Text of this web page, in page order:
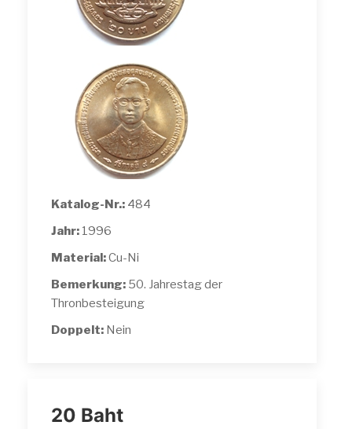
Katalog-Nr.: 484
Jahr: 1996
Material:Cu-Ni
Bemerkung: 50. Jahrestag der
Thronbesteigung
Doppelt: Nein
20 Baht